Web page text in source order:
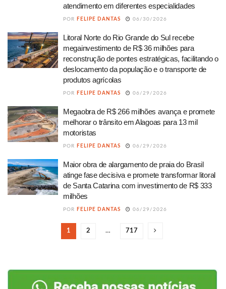
atendimento em diferentes especialidades
POR FELIPE DANTAS 06/30/2026
Litoral Norte do Rio Grande do Sul recebe
megainvestimento de R$ 36 milhões para
reconstrução de pontes estratégicas, facilitando o
deslocamento da população e o transporte de
produtos agrícolas
POR FELIPE DANTAS 06/29/2026
Megaobra de R$ 266 milhões avança e promete
melhorar o trânsito em Alagoas para 13 mil
motoristas
POR FELIPE DANTAS 06/29/2026
Maior obra de alargamento de praia do Brasil
atinge fase decisiva e promete transformar litoral
de Santa Catarina com investimento de R$ 333
milhões
POR FELIPE DANTAS 06/29/2026
1 2 … 717